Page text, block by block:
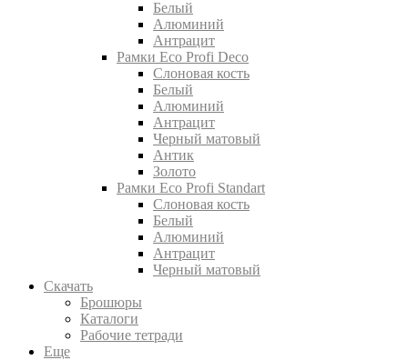
Белый
Алюминий
Антрацит
Рамки Eco Profi Deco
Слоновая кость
Белый
Алюминий
Антрацит
Черный матовый
Антик
Золото
Рамки Eco Profi Standart
Слоновая кость
Белый
Алюминий
Антрацит
Черный матовый
Скачать
Брошюры
Каталоги
Рабочие тетради
Еще